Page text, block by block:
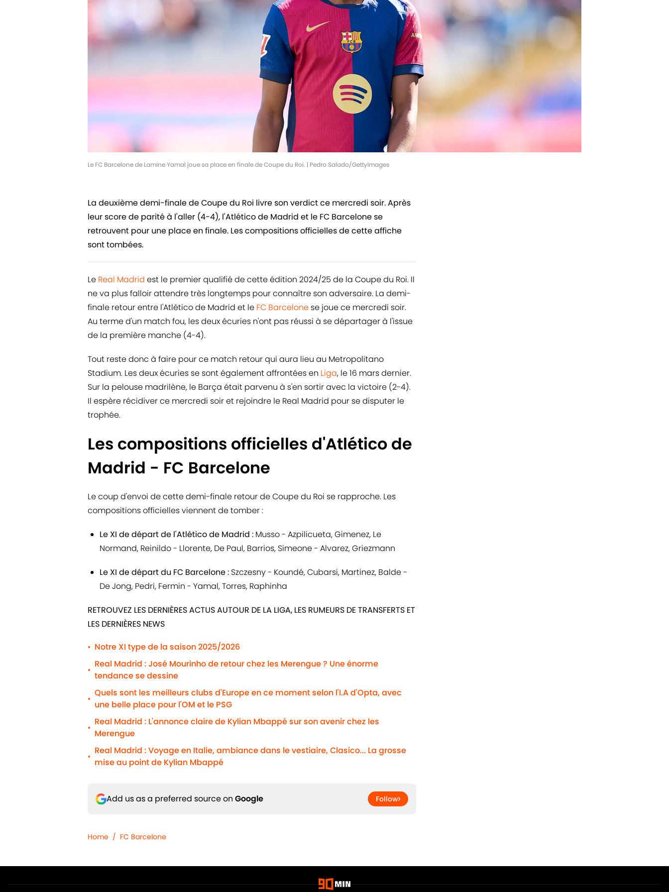
Le FC Barcelone de Lamine Yamal joue sa place en finale de Coupe du Roi. | Pedro Salado/GettyImages
La deuxième demi-finale de Coupe du Roi livre son verdict ce mercredi soir. Après
leur score de parité à l'aller (4-4), l'Atlético de Madrid et le FC Barcelone se
retrouvent pour une place en finale. Les compositions officielles de cette affiche
sont tombées.
Le Real Madrid est le premier qualifié de cette édition 2024/25 de la Coupe du Roi. Il
ne va plus falloir attendre très longtemps pour connaître son adversaire. La demi-
finale retour entre l'Atlético de Madrid et le FC Barcelone se joue ce mercredi soir.
Au terme d'un match fou, les deux écuries n'ont pas réussi à se départager à l'issue
de la première manche (4-4).
Tout reste donc à faire pour ce match retour qui aura lieu au Metropolitano
Stadium. Les deux écuries se sont également affrontées en Liga, le 16 mars dernier.
Sur la pelouse madrilène, le Barça était parvenu à s'en sortir avec la victoire (2-4).
Il espère récidiver ce mercredi soir et rejoindre le Real Madrid pour se disputer le
trophée.
Les compositions officielles d'Atlético de
Madrid - FC Barcelone
Le coup d'envoi de cette demi-finale retour de Coupe du Roi se rapproche. Les
compositions officielles viennent de tomber :
Le XI de départ de l'Atlético de Madrid : Musso - Azpilicueta, Gimenez, Le
Normand, Reinildo - Llorente, De Paul, Barrios, Simeone - Alvarez, Griezmann
Le XI de départ du FC Barcelone : Szczesny - Koundé, Cubarsi, Martinez, Balde -
De Jong, Pedri, Fermin - Yamal, Torres, Raphinha
RETROUVEZ LES DERNIÈRES ACTUS AUTOUR DE LA LIGA, LES RUMEURS DE TRANSFERTS ET
LES DERNIÈRES NEWS
• Notre XI type de la saison 2025/2026
•
Real Madrid : José Mourinho de retour chez les Merengue ? Une énorme
tendance se dessine
•
Quels sont les meilleurs clubs d'Europe en ce moment selon l'I.A d'Opta, avec
une belle place pour l'OM et le PSG
•
Real Madrid : L'annonce claire de Kylian Mbappé sur son avenir chez les
Merengue
•
Real Madrid : Voyage en Italie, ambiance dans le vestiaire, Clasico... La grosse
mise au point de Kylian Mbappé
Add us as a preferred source on Google Follow
Home / FC Barcelone